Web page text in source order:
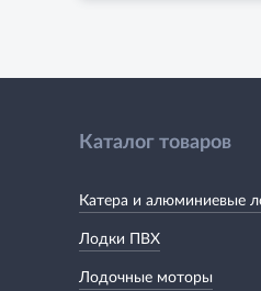
Каталог товаров
Катера и алюминиевые
Лодки ПВХ
Лодочные моторы